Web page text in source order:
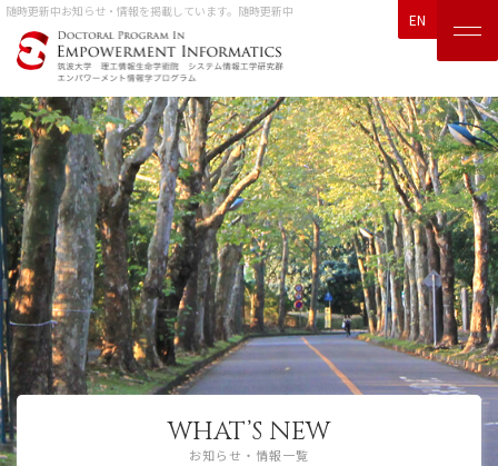
時更新中お知らせ・情報を掲載しています。随時更新中 EN
WHAT’S NEW
お知らせ・情報一覧